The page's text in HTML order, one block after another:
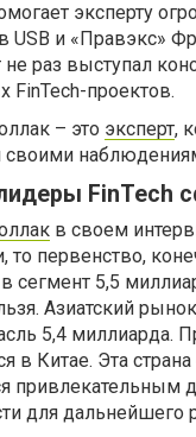
эксперту
USB и «Правэкс»
не раз выступал
FinTech-проектов.
– это эксперт,
своими
FinTech
в своем
то первенство,
сегмент 5,5
Азиатский
5,4 миллиарда.
в Китае. Эта
привлекательным
для дальнейшего